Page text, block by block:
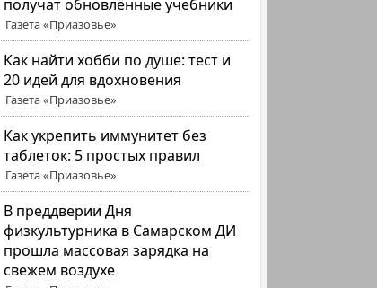
получат обновлённые учебники
Газета «Приазовье»
Как найти хобби по душе: тест и
20 идей для вдохновения
Газета «Приазовье»
Как укрепить иммунитет без
таблеток: 5 простых правил
Газета «Приазовье»
В преддверии Дня
физкультурника в Самарском ДИ
прошла массовая зарядка на
свежем воздухе